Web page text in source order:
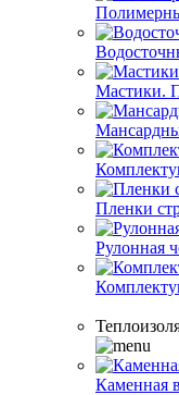
Мастики.
Пленки
Рулонная
Каменная